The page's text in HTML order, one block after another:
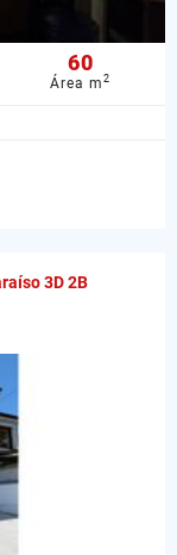
60
Área m2
3D 2B